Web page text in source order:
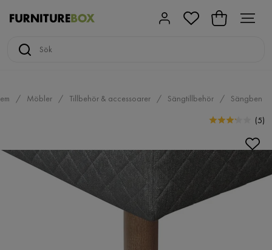
Möbler Tillbehör & accessoarer Sängtillbehör
Sängben
(5)